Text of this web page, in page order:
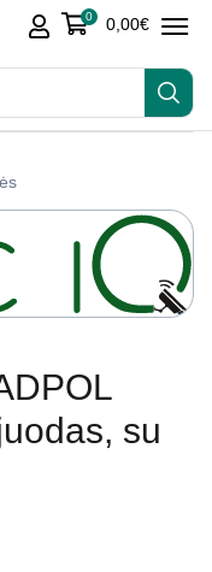
0 0,00€
su